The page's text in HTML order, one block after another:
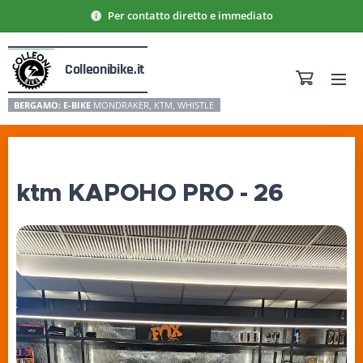
Per contatto diretto e immediato
Colleonibike.it
BERGAMO: E-BIKE MONDRAKER, KTM, WHISTLE
ktm KAPOHO PRO - 26